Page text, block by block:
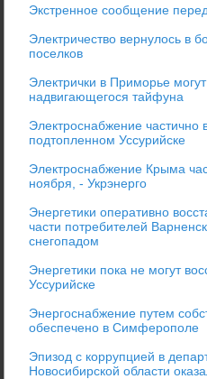
Экстренное сообщение
Электричество вернулось в
поселков
Электрички в Приморье
надвигающегося тайфуна
Электроснабжение частично
подтопленном Уссурийске
Электроснабжение Крыма
ноября, - Укрэнерго
Энергетики оперативно
части потребителей
снегопадом
Энергетики пока не могут
Уссурийске
Энергоснабжение путем
обеспечено в Симферополе
Эпизод с коррупцией в
Новосибирской области